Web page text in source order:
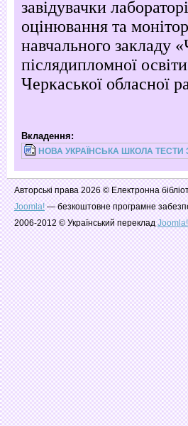
завідувачки
оцінювання та
навчального закладу
післядипломної
Черкаської обласної
Вкладення:
НОВА УКРАЇНСЬКА ШКОЛА ТЕСТИ
Авторські права 2026 © Електронна
Joomla!— безкоштовне програмне
2006-2012 © Український переклад